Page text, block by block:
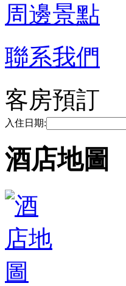
周邊景點
聯系我們
客房預訂
入住日期:
酒店地圖